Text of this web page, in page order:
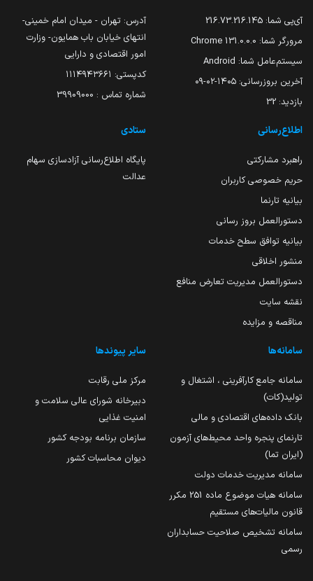
آی‌پی شما: 216.73.216.145
مرورگر شما: 131.0.0.0 Chrome
سیستم‌عامل شما: Android
آخرین بروزرسانی: ۱۴۰۵-۰۲-۰۹
بازدید: 32
آدرس: تهران - میدان امام خمینی-
انتهای خیابان باب همایون- وزارت
امور اقتصادی و دارایی
کدپستی: ۱۱۱۴۹۴۳۶۶۱
شماره تماس : 39909000
اطلاع‌رسانی
راهبرد مشارکتی
حریم خصوصی کاربران
بیانیه تارنما
دستورالعمل بروز رسانی
بیانیه توافق سطح خدمات
منشور اخلاقی
دستورالعمل مدیریت تعارض منافع
نقشه سایت
مناقصه و مزایده
ستادی
پایگاه اطلاع‌رسانی آزادسازی سهام
عدالت
سامانه‌ها
سامانه جامع کارآفرینی ، اشتغال و
تولید(کات)
بانک داده‌های اقتصادی و مالی
تارنمای پنجره واحد محیط‌های آزمون
(ایران تما)
سامانه مدیریت خدمات دولت
سامانه هیات موضوع ماده 251 مکرر
قانون مالیات‌های مستقیم
سامانه تشخیص صلاحیت حسابداران
رسمی
سایر پیوندها
مرکز ملی رقابت
دبیرخانه شورای عالی سلامت و
امنیت غذایی
سازمان برنامه بودجه کشور
دیوان محاسبات کشور